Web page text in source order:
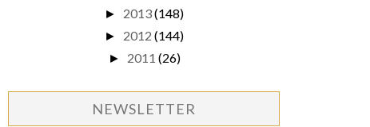
► 2013(148)
► 2012 (144)
► 2011 (26)
NEWSLETTER